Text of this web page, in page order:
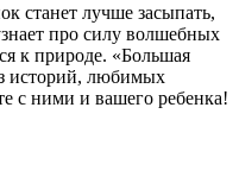
станет лучше засыпать,
про силу волшебных
к природе. «Большая
историй, любимых
с ними и вашего ребенка!